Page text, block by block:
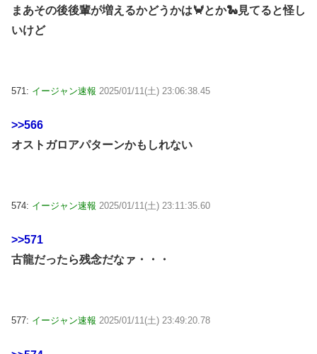
まあその後後輩が増えるかどうかは🦀とか🐍見てると怪し
いけど
571: イージャン速報 2025/01/11(土) 23:06:38.45
>>566
オストガロアパターンかもしれない
574: イージャン速報 2025/01/11(土) 23:11:35.60
>>571
古龍だったら残念だなァ・・・
577: イージャン速報 2025/01/11(土) 23:49:20.78